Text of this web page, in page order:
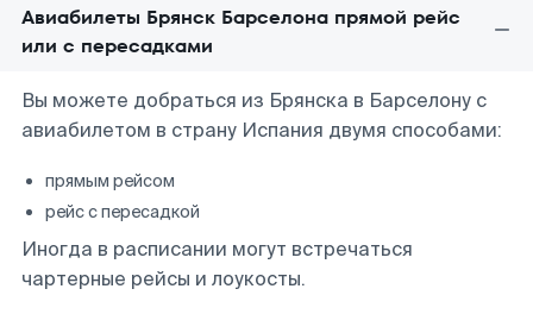
Авиабилеты Брянск Барселона прямой рейс
или с пересадками
Вы можете добраться из Брянска в Барселону с
авиабилетом в страну Испания двумя способами:
прямым рейсом
рейс с пересадкой
Иногда в расписании могут встречаться
чартерные рейсы и лоукосты.